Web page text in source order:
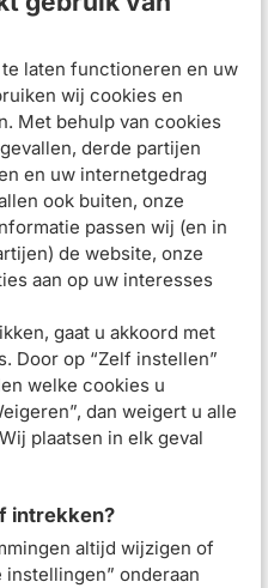
laten functioneren en uw
wij cookies en
Met behulp van cookies
derde partijen
en uw internetgedrag
ook buiten, onze
passen wij (en in
de website, onze
aan op uw interesses
gaat u akkoord met
Door op “Zelf instellen”
welke cookies u
dan weigert u alle
plaatsen in elk geval
intrekken?
altijd wijzigen of
onderaan
en eventueel
een kleine hoeveelheid
de hals. Herhaal om
dekkingsniveau te
finish en twee of
La Roche-Posay
n9.5 SPF25
Toleriane Teint Mineral
Poeder Foundation 13
Sand Beige